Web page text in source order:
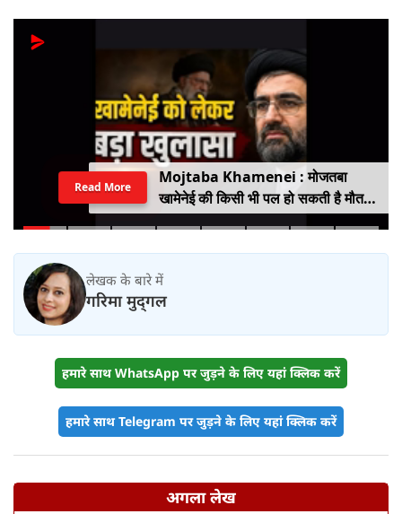
Mojtaba Khamenei : मोजतबा
खामेनेई की किसी भी पल हो सकती है मौत,
इजराइली मीडिया के दावे के बीच सामने आया
Read More
लेखक के बारे में
गरिमा मुद्‍गल
हमारे साथ WhatsApp पर जुड़ने के लिए यहां क्लिक करें
हमारे साथ Telegram पर जुड़ने के लिए यहां क्लिक करें
अगला लेख